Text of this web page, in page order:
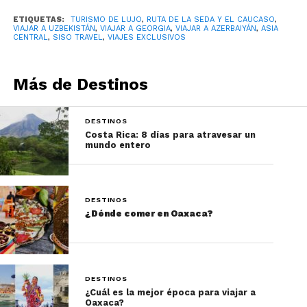
Kyzylkum.
Azerbaiyán: donde Oriente
y Occidente se encuentran
La segunda parte del viaje lleva al viajero hacia
Azerbaiyán, un país donde la modernidad y la
tradición conviven de forma sorprendente.
La experiencia se centra en:
Bakú
Sheki
ETIQUETAS: TURISMO DE LUJO, RUTA DE LA SEDA Y EL CAUCASO,
VIAJAR A UZBEKISTÁN, VIAJAR A GEORGIA, VIAJAR A AZERBAIYÁN, ASIA
CENTRAL, SISO TRAVEL, VIAJES EXCLUSIVOS
Más de Destinos
DESTINOS
Costa Rica: 8 días para atravesar un
mundo entero
DESTINOS
¿Dónde comer en Oaxaca?
DESTINOS
¿Cuál es la mejor época para viajar a
Oaxaca?